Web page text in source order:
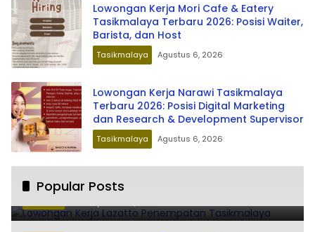
Lowongan Kerja Mori Cafe & Eatery
Tasikmalaya Terbaru 2026: Posisi Waiter,
Barista, dan Host
Tasikmalaya Agustus 6, 2026
Lowongan Kerja Narawi Tasikmalaya
Terbaru 2026: Posisi Digital Marketing
dan Research & Development Supervisor
Tasikmalaya Agustus 6, 2026
Popular Posts
1
Tasikmalaya